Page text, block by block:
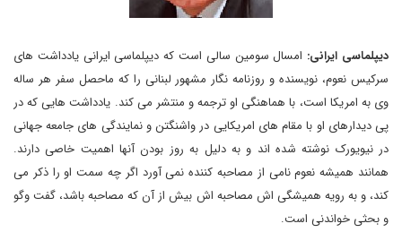
دیپلماسی ایرانی: امسال سومین سالی است که دیپلماسی ایرانی یادداشت های
سرکیس نعوم، نویسنده و روزنامه نگار مشهور لبنانی را که ماحصل سفر هر ساله
وی به امریکا است، با هماهنگی او ترجمه و منتشر می کند. یادداشت هایی که در
پی دیدارهای او با مقام های امریکایی در واشنگتن و نمایندگی های جامعه جهانی
در نیویورک نوشته شده اند و به دلیل به روز بودن آنها اهمیت خاصی دارند.
همانند همیشه نعوم نامی از مصاحبه کننده نمی آورد اگر چه سمت او را ذکر می
کند، و به رویه همیشگی اش مصاحبه اش بیش از آن که مصاحبه باشد، گفت وگو
و بحثی خواندنی است.